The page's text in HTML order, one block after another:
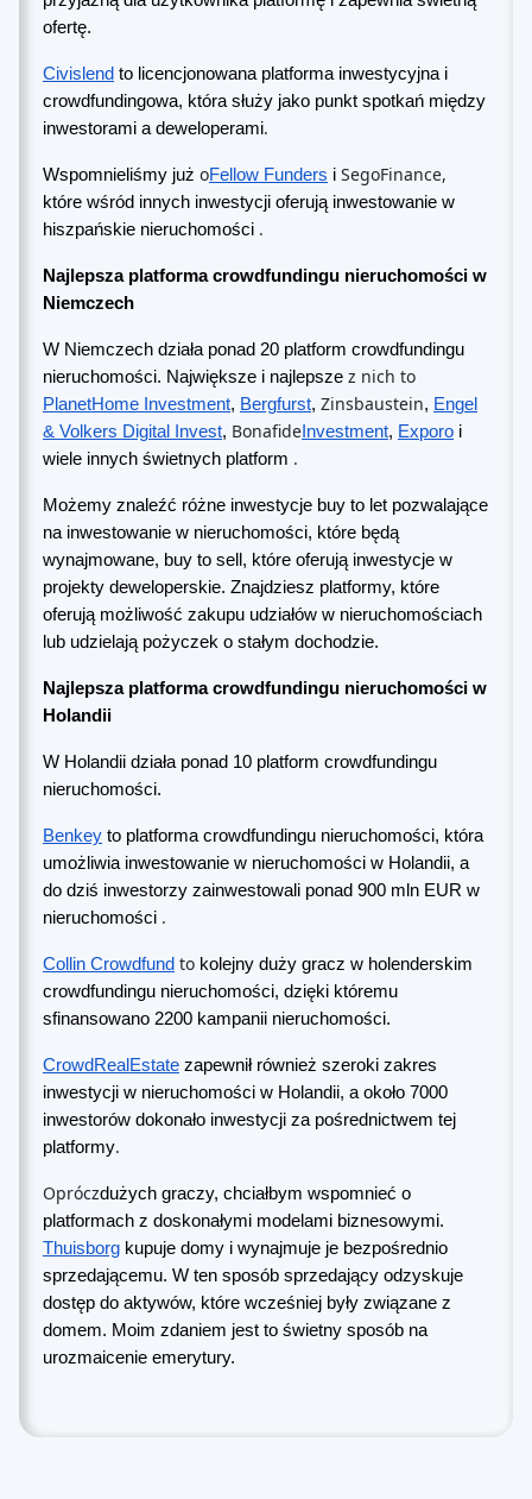
ofertę.
Civislend to licencjonowana platforma inwestycyjna i
crowdfundingowa, która służy jako punkt spotkań między
inwestorami a deweloperami.
Wspomnieliśmy już oFellow Funders i SegoFinance,
które wśród innych inwestycji oferują inwestowanie w
hiszpańskie nieruchomości .
Najlepsza platforma crowdfundingu nieruchomości w
Niemczech
W Niemczech działa ponad 20 platform crowdfundingu
nieruchomości. Największe i najlepsze z nich to
PlanetHome Investment, Bergfurst, Zinsbaustein, Engel
& Volkers Digital Invest, Bonafide Investment, Exporo i
wiele innych świetnych platform .
Możemy znaleźć różne inwestycje buy to let pozwalające
na inwestowanie w nieruchomości, które będą
wynajmowane, buy to sell, które oferują inwestycje w
projekty deweloperskie. Znajdziesz platformy, które
oferują możliwość zakupu udziałów w nieruchomościach
lub udzielają pożyczek o stałym dochodzie.
Najlepsza platforma crowdfundingu nieruchomości w
Holandii
W Holandii działa ponad 10 platform crowdfundingu
nieruchomości.
Benkey to platforma crowdfundingu nieruchomości, która
umożliwia inwestowanie w nieruchomości w Holandii, a
do dziś inwestorzy zainwestowali ponad 900 mln EUR w
nieruchomości .
Collin Crowdfund to kolejny duży gracz w holenderskim
crowdfundingu nieruchomości, dzięki któremu
sfinansowano 2200 kampanii nieruchomości.
CrowdRealEstate zapewnił również szeroki zakres
inwestycji w nieruchomości w Holandii, a około 7000
inwestorów dokonało inwestycji za pośrednictwem tej
platformy.
Opróczdużych graczy, chciałbym wspomnieć o
platformach z doskonałymi modelami biznesowymi.
Thuisborg kupuje domy i wynajmuje je bezpośrednio
sprzedającemu. W ten sposób sprzedający odzyskuje
dostęp do aktywów, które wcześniej były związane z
domem. Moim zdaniem jest to świetny sposób na
urozmaicenie emerytury.